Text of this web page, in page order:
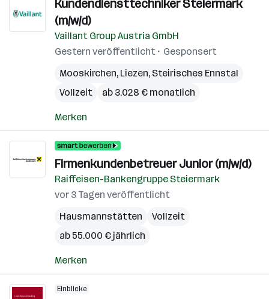
Kundendiensttechniker Steiermark
(m/w/d)
Vaillant Group Austria GmbH
Gestern veröffentlicht
Gesponsert
Mooskirchen, Liezen, Steirisches Ennstal
Vollzeit
ab 3.028 € monatlich
Merken
Firmenkundenbetreuer Junior (m/w/d)
Raiffeisen-Bankengruppe Steiermark
vor 3 Tagen veröffentlicht
Hausmannstätten
Vollzeit
ab 55.000 € jährlich
Merken
Einblicke